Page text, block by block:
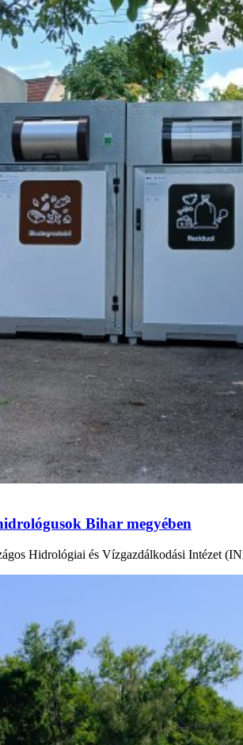
Bihar megyében
Hidrológiai és Vízgazdálkodási Intézet